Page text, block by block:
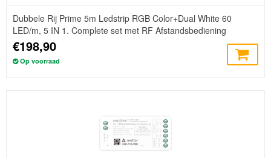
Dubbele Rij Prime 5m Ledstrip RGB Color+Dual White 60
LED/m, 5 IN 1. Complete set met RF Afstandsbediening
€198,90
Op voorraad